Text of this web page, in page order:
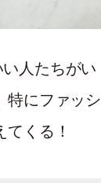
人たちがい
特にファッシ
くる！